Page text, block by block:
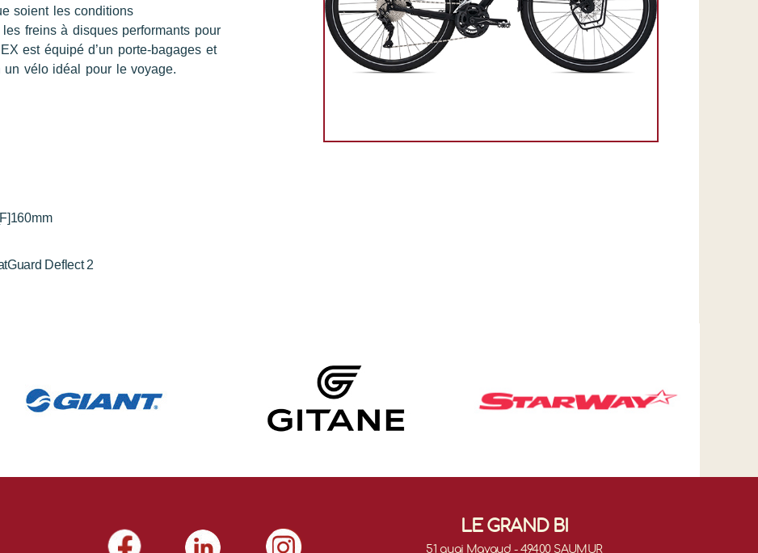
soient les conditions
freins à disques performants pour
est équipé d’un porte-bagages et
un vélo idéal pour le voyage.
Deflect 2
LE GRAND BI
51 quai Mayaud - 49400 SAUMUR